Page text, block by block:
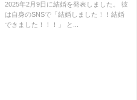
安心!
2025年2月9日に結婚を発表しました。 彼
は自身のSNSで「結婚しました！！結婚
できました！！！」 と...